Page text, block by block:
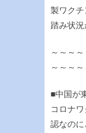
製ワク
踏み状況
～～～
～～～
■中国が
コロナ
認なの